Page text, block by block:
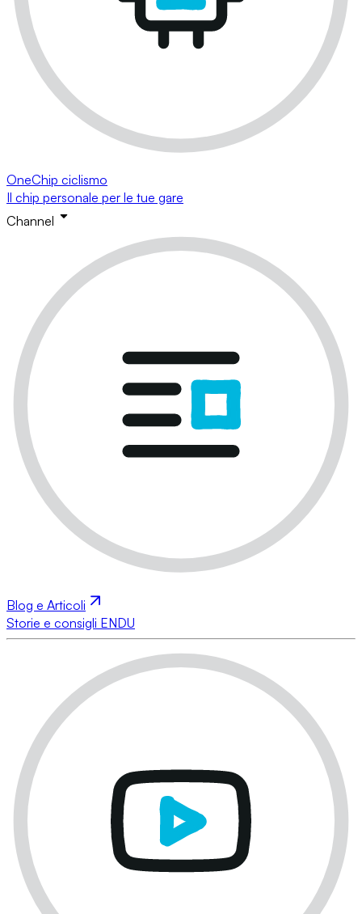
OneChip ciclismo
Il chip personale per le tue gare
Channel
Blog e Articoli
Storie e consigli ENDU